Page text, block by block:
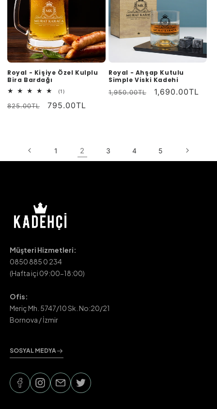
Royal - Kişiye Özel Kulplu
Bira Bardağı
(1)
değerlendirme
Normal
825.00TL
İndirimli
795.00TL
Royal - Ahşap Kutulu
Simple Viski Kadehi
Normal
1,950.00TL
İndirimli
1,690.00TL
1 2 3 4 5
Müşteri Hizmetleri:
0850 885 0 234
(Hafta içi 09:00-18:00)
Ofis:
Meriç Mh. 5747/10 Sk. No:20/21
Bornova / İzmir
SOSYAL MEDYA